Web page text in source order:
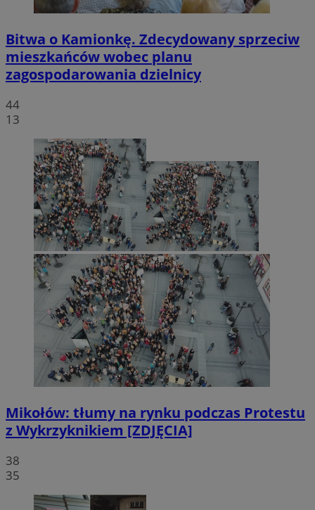
Bitwa o Kamionkę. Zdecydowany sprzeciw
mieszkańców wobec planu
zagospodarowania dzielnicy
44
13
Mikołów: tłumy na rynku podczas Protestu
z Wykrzyknikiem [ZDJĘCIA]
38
35